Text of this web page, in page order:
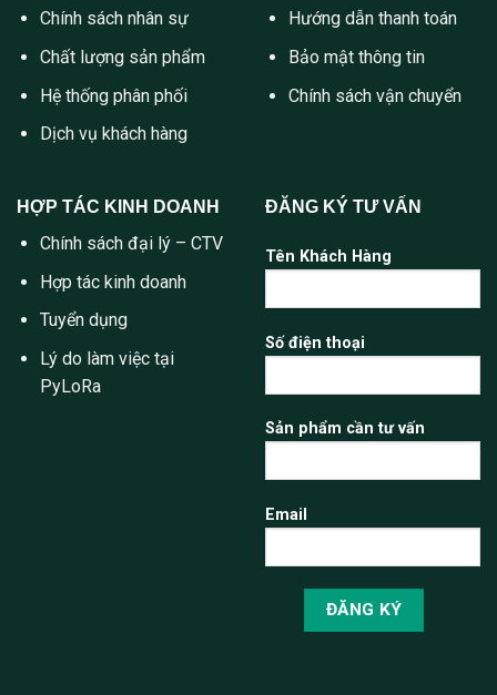
Chính sách nhân sự
Chất lượng sản phẩm
Hệ thống phân phối
Dịch vụ khách hàng
Hướng dẫn thanh toán
Bảo mật thông tin
Chính sách vận chuyển
HỢP TÁC KINH DOANH
Chính sách đại lý – CTV
Hợp tác kinh doanh
Tuyển dụng
Lý do làm việc tại
PyLoRa
ĐĂNG KÝ TƯ VẤN
Tên Khách Hàng
Số điện thoại
Sản phẩm cần tư vấn
Email